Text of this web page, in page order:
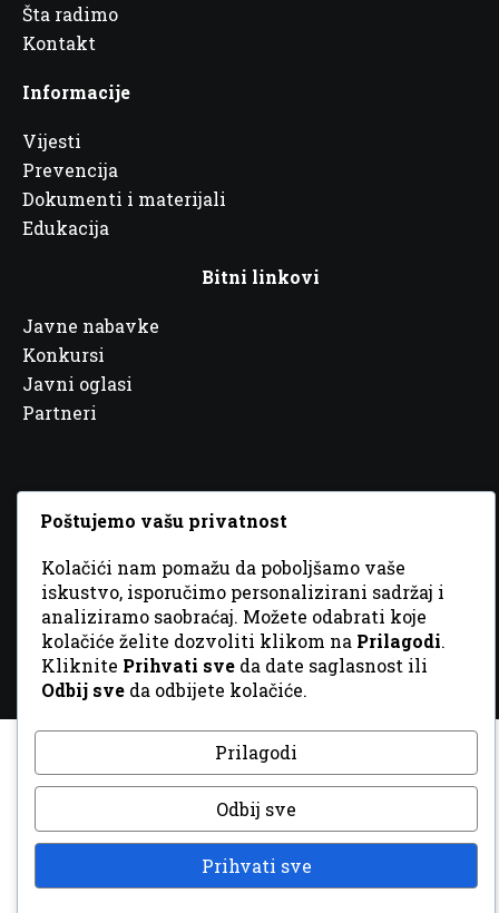
Šta radimo
Kontakt
Informacije
Vijesti
Prevencija
Dokumenti i materijali
Edukacija
Bitni linkovi
Javne nabavke
Konkursi
Javni oglasi
Partneri
Poštujemo vašu privatnost
Kolačići nam pomažu da poboljšamo vaše
iskustvo, isporučimo personalizirani sadržaj i
analiziramo saobraćaj. Možete odabrati koje
kolačiće želite dozvoliti klikom na Prilagodi.
Kliknite Prihvati sve da date saglasnost ili
Odbij sve da odbijete kolačiće.
Prilagodi
Odbij sve
Prihvati sve